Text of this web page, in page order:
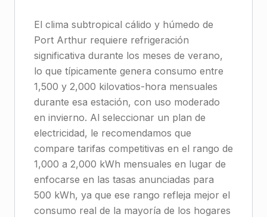
El clima subtropical cálido y húmedo de
Port Arthur requiere refrigeración
significativa durante los meses de verano,
lo que típicamente genera consumo entre
1,500 y 2,000 kilovatios-hora mensuales
durante esa estación, con uso moderado
en invierno. Al seleccionar un plan de
electricidad, le recomendamos que
compare tarifas competitivas en el rango de
1,000 a 2,000 kWh mensuales en lugar de
enfocarse en las tasas anunciadas para
500 kWh, ya que ese rango refleja mejor el
consumo real de la mayoría de los hogares